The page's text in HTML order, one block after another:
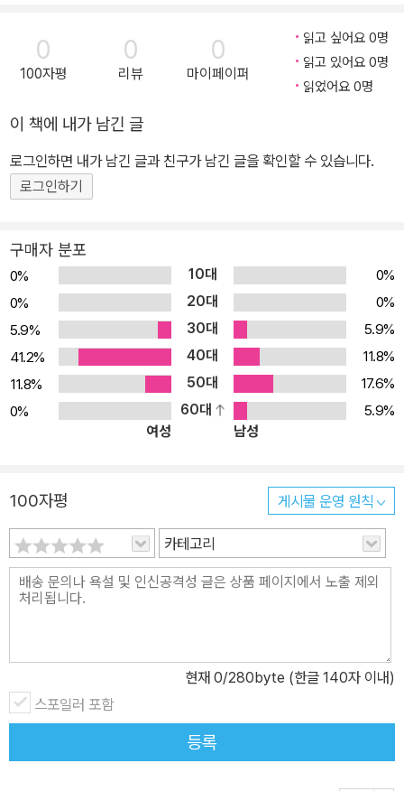
0
100자평
0
리뷰
0
마이페이퍼
읽고 싶어요 0명
읽고 있어요 0명
읽었어요 0명
이 책에 내가 남긴 글
로그인하면 내가 남긴 글과 친구가 남긴 글을 확인할 수 있습니다.
로그인하기
구매자 분포
0% 10대
0%
0%
20대
0%
5.9%
30대
5.9%
41.2%
40대
11.8%
11.8%
50대
17.6%
0%
60대
5.9%
여성
남성
100자평 게시물 운영 원칙
카테고리
현재 0/280byte (한글 140자 이내)
스포일러 포함
등록